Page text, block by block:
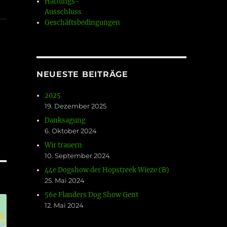
Ausschluss
Geschäftsbedingungen
NEUESTE BEITRÄGE
2025
19. Dezember 2025
Danksagung
6. Oktober 2024
Wir trauern
10. September 2024
44e Dogshow der Hopstreek Wieze (B)
25. Mai 2024
56e Flanders Dog Show Gent
12. Mai 2024